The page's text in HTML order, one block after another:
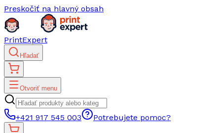
Preskočiť na hlavný obsah
PrintExpert
Hľadať
Otvoriť menu
+421 917 545 003 Potrebujete pomoc?